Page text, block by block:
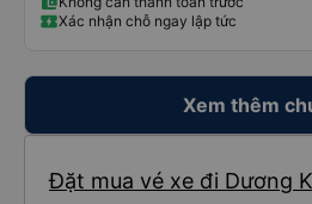
Xác nhận chỗ ngay lập tức
Xem thêm
Đặt mua vé xe đi Dương